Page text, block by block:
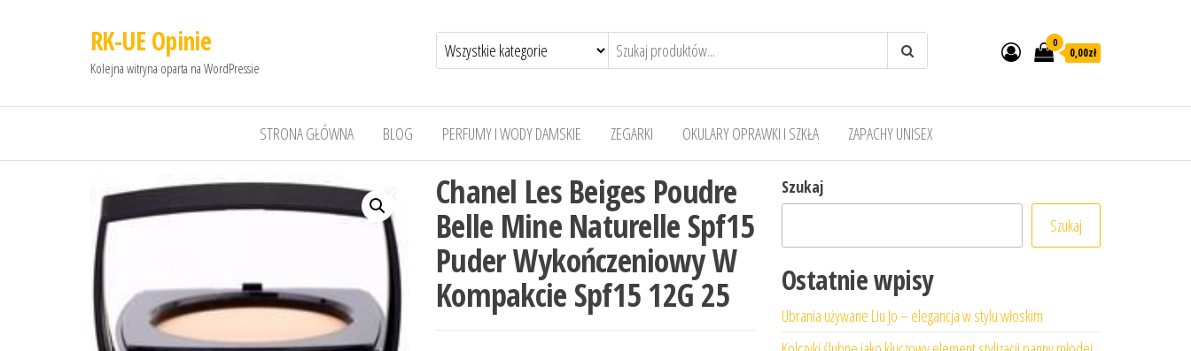
RK-UE Opinie
Kolejna witryna oparta na WordPressie
0
0,00zł
STRONA GŁÓWNA BLOG PERFUMY I WODY DAMSKIE ZEGARKI OKULARY OPRAWKI I SZKŁA ZAPACHY UNISEX
Chanel Les Beiges Poudre
Belle Mine Naturelle Spf15
Puder Wykończeniowy W
Kompakcie Spf15 12G 25
Szukaj
Szukaj
Ostatnie wpisy
Ubrania używane Liu Jo – elegancja w stylu włoskim